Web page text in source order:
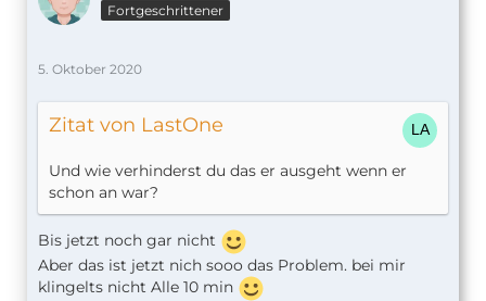
Fortgeschrittener
5. Oktober 2020
Zitat von LastOne
Und wie verhinderst du das er ausgeht wenn er
schon an war?
Bis jetzt noch gar nicht
Aber das ist jetzt nich sooo das Problem. bei mir
klingelts nicht Alle 10 min